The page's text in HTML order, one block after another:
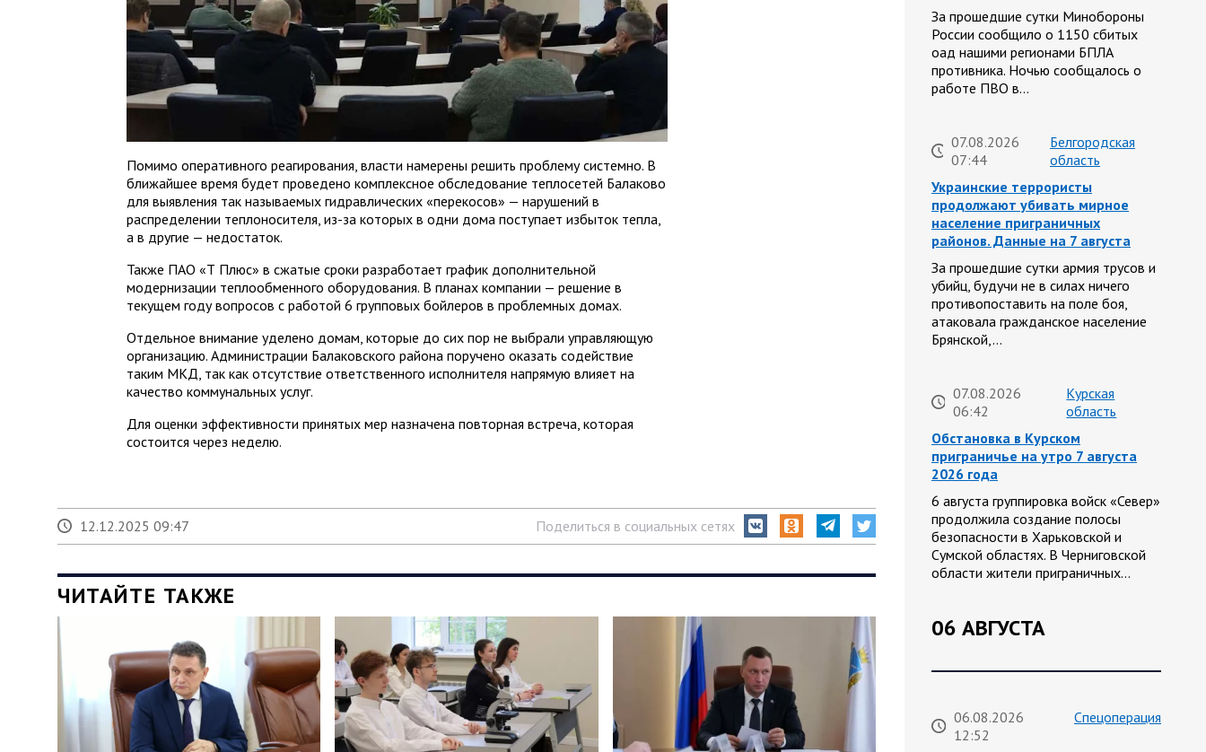
Помимо оперативного реагирования, власти намерены решить проблему системно. В
ближайшее время будет проведено комплексное обследование теплосетей Балаково
для выявления так называемых гидравлических «перекосов» — нарушений в
распределении теплоносителя, из-за которых в одни дома поступает избыток тепла,
а в другие — недостаток.
Также ПАО «Т Плюс» в сжатые сроки разработает график дополнительной
модернизации теплообменного оборудования. В планах компании — решение в
текущем году вопросов с работой 6 групповых бойлеров в проблемных домах.
Отдельное внимание уделено домам, которые до сих пор не выбрали управляющую
организацию. Администрации Балаковского района поручено оказать содействие
таким МКД, так как отсутствие ответственного исполнителя напрямую влияет на
качество коммунальных услуг.
Для оценки эффективности принятых мер назначена повторная встреча, которая
состоится через неделю.
12.12.2025 09:47 Поделиться в социальных сетях
ЧИТАЙТЕ ТАКЖЕ
За прошедшие сутки Минобороны
России сообщило о 1150 сбитых
оад нашими регионами БПЛА
противника. Ночью сообщалось о
работе ПВО в…
07.08.2026
07:44
Белгородская
область
Украинские террористы
продолжают убивать мирное
население приграничных
районов. Данные на 7 августа
За прошедшие сутки армия трусов и
убийц, будучи не в силах ничего
противопоставить на поле боя,
атаковала гражданское население
Брянской,…
07.08.2026
06:42
Курская
область
Обстановка в Курском
приграничье на утро 7 августа
2026 года
6 августа группировка войск «Север»
продолжила создание полосы
безопасности в Харьковской и
Сумской областях. В Черниговской
области жители приграничных…
06 АВГУСТА
06.08.2026
12:52
Спецоперация